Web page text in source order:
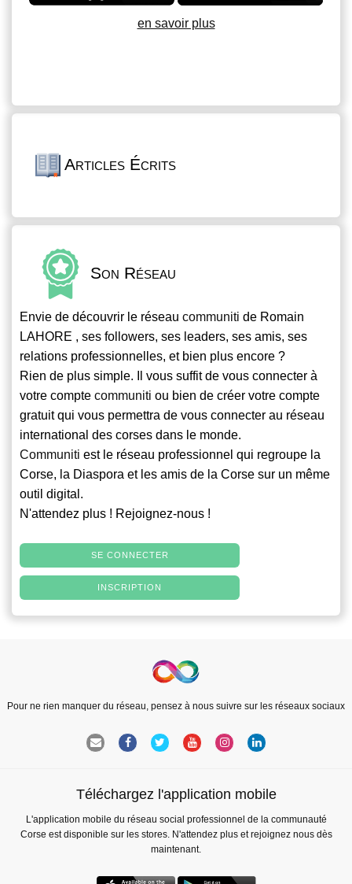
en savoir plus
Articles Écrits
Son Réseau
Envie de découvrir le réseau communiti de Romain
LAHORE , ses followers, ses leaders, ses amis, ses
relations professionnelles, et bien plus encore ?
Rien de plus simple. Il vous suffit de vous connecter à
votre compte communiti ou bien de créer votre compte
gratuit qui vous permettra de vous connecter au réseau
international des corses dans le monde.
Communiti est le réseau professionnel qui regroupe la
Corse, la Diaspora et les amis de la Corse sur un même
outil digital.
N'attendez plus ! Rejoignez-nous !
SE CONNECTER
INSCRIPTION
Pour ne rien manquer du réseau, pensez à nous suivre sur les réseaux sociaux
Téléchargez l'application mobile
L'application mobile du réseau social professionnel de la communauté
Corse est disponible sur les stores. N'attendez plus et rejoignez nous dès
maintenant.